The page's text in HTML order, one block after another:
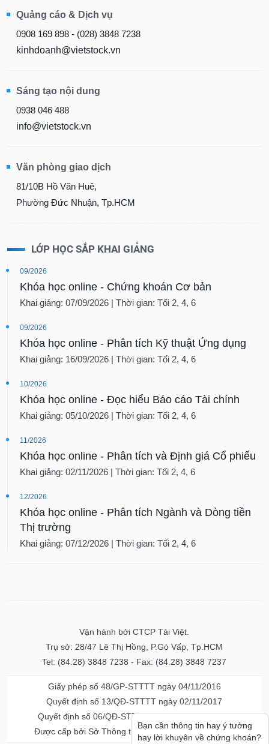
Quảng cáo & Dịch vụ
0908 169 898 - (028) 3848 7238
kinhdoanh@vietstock.vn
Sáng tạo nội dung
0938 046 488
info@vietstock.vn
Văn phòng giao dịch
81/10B Hồ Văn Huê,
Phường Đức Nhuận, Tp.HCM
LỚP HỌC SẮP KHAI GIẢNG
09/2026
Khóa học online - Chứng khoán Cơ bản
Khai giảng: 07/09/2026 | Thời gian: Tối 2, 4, 6
09/2026
Khóa học online - Phân tích Kỹ thuật Ứng dụng
Khai giảng: 16/09/2026 | Thời gian: Tối 2, 4, 6
10/2026
Khóa học online - Đọc hiểu Báo cáo Tài chính
Khai giảng: 05/10/2026 | Thời gian: Tối 2, 4, 6
11/2026
Khóa học online - Phân tích và Định giá Cổ phiếu
Khai giảng: 02/11/2026 | Thời gian: Tối 2, 4, 6
12/2026
Khóa học online - Phân tích Ngành và Dòng tiền
Thị trường
Khai giảng: 07/12/2026 | Thời gian: Tối 2, 4, 6
Vận hành bởi CTCP Tài Việt.
Trụ sở: 28/47 Lê Thị Hồng, P.Gò Vấp, Tp.HCM
Tel: (84.28) 3848 7238 - Fax: (84.28) 3848 7237
Giấy phép số 48/GP-STTTT ngày 04/11/2016
Quyết định số 13/QĐ-STTTT ngày 02/11/2017
Quyết định số 06/QĐ-STTTT-ICP ngày 20/07/2023
Được cấp bởi Sở Thông tin và Truyền thông TPHCM
Bạn cần thông tin hay ý tưởng
hay lời khuyên về chứng khoán?